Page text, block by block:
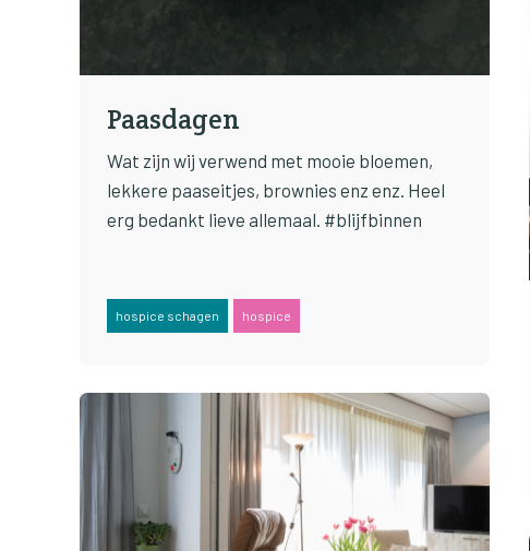
Paasdagen
Wat zijn wij verwend met mooie bloemen,
lekkere paaseitjes, brownies enz enz. Heel
erg bedankt lieve allemaal. #blijfbinnen
hospice schagen hospice